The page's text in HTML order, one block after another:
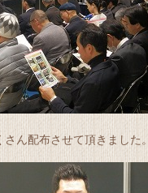
ん配布させて頂きました。